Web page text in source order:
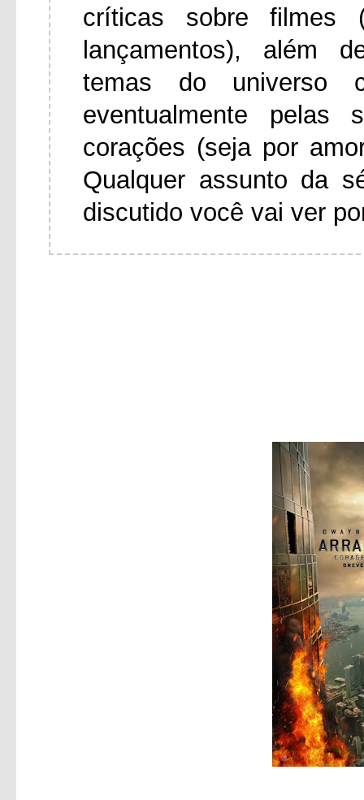
críticas sobre
lançamentos), além
temas do universo
eventualmente pelas
corações (seja por
Qualquer assunto da
discutido você vai ver